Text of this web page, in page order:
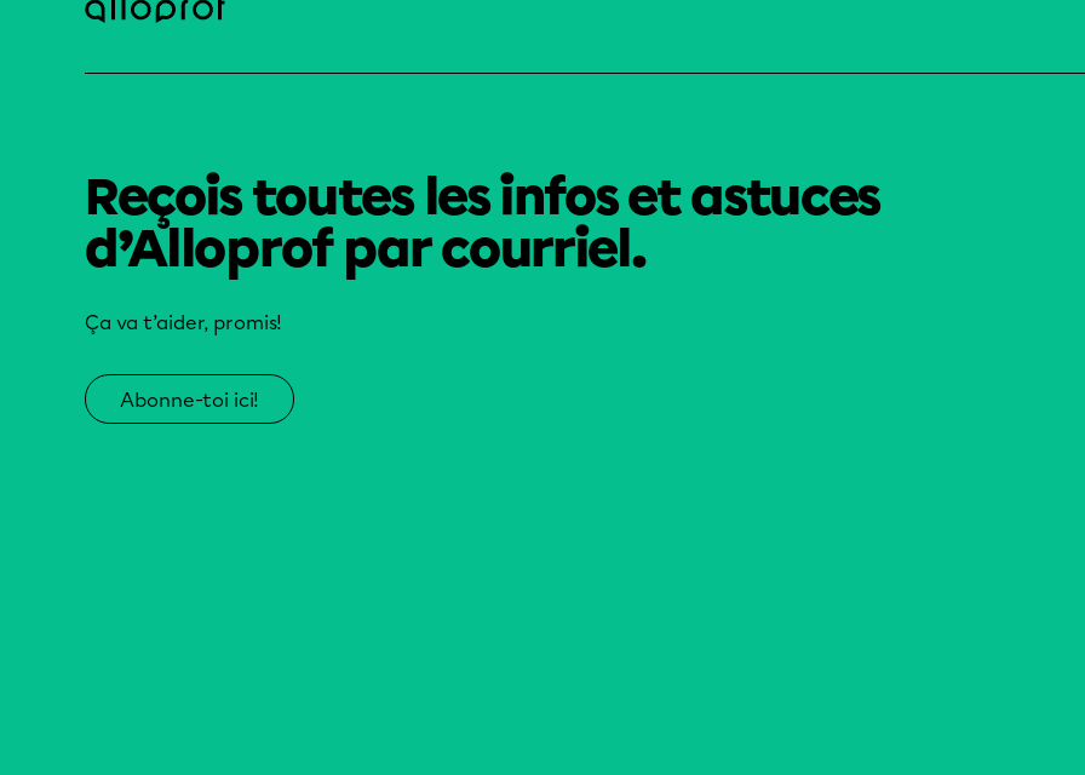
Reçois toutes les infos et astuces
d’Alloprof par courriel.
Ça va t’aider, promis!
Abonne-toi ici!